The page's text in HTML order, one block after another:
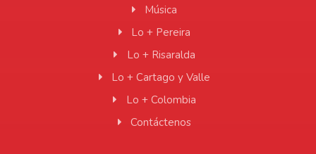
Música
Lo + Pereira
Lo + Risaralda
Lo + Cartago y Valle
Lo + Colombia
Contáctenos